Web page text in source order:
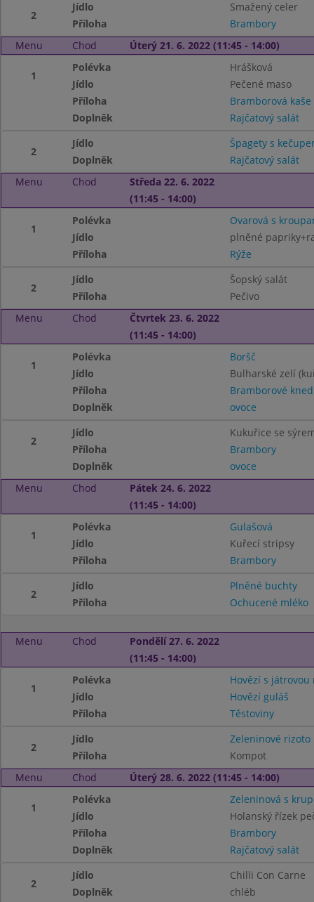
2
Jídlo
Smažený celer
Příloha
Brambory
Menu
Chod Úterý 21. 6. 2022 (11:45 - 14:00)
1
Polévka
Hrášková
Jídlo
Pečené maso
Příloha
Bramborová kaše
Doplněk
Rajčatový salát
2
Jídlo
Špagety s
Doplněk
Rajčatový salát
Menu
Chod
Středa 22. 6. 2022
(11:45 - 14:00)
1
Polévka
Ovarová s
Jídlo
plněné
Příloha
Rýže
2
Jídlo
Šopský salát
Příloha
Pečivo
Menu
Chod
Čtvrtek 23. 6. 2022
(11:45 - 14:00)
1
Polévka
Boršč
Jídlo
Bulharské zelí
Příloha
Bramborové
Doplněk
ovoce
2
Jídlo
Kukuřice se
Příloha
Brambory
Doplněk
ovoce
Menu
Chod
Pátek 24. 6. 2022
(11:45 - 14:00)
1
Polévka
Gulašová
Jídlo
Kuřecí stripsy
Příloha
Brambory
2
Jídlo
Plněné buchty
Příloha
Ochucené mléko
Menu Chod
Pondělí 27. 6. 2022
(11:45 - 14:00)
1
Polévka
Hovězí s játrovou
Jídlo
Hovězí guláš
Příloha
Těstoviny
2
Jídlo
Zeleninové rizoto
Příloha
Kompot
Menu
Chod Úterý 28. 6. 2022 (11:45 - 14:00)
1
Polévka
Zeleninová s
Jídlo
Holanský řízek
Příloha
Brambory
Doplněk
Rajčatový salát
2
Jídlo
Chilli Con Carne
Doplněk
chléb